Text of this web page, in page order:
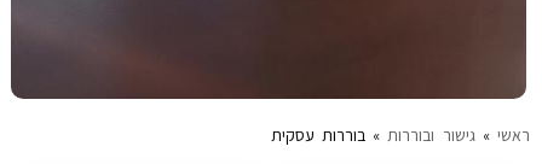
ראשי »גישור ובוררות»בוררות עסקית